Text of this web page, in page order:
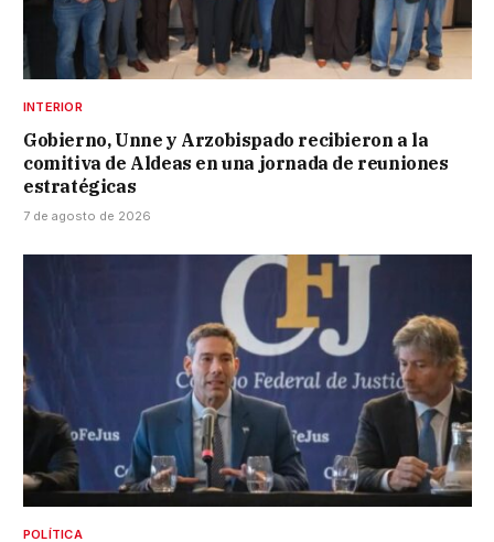
INTERIOR
Gobierno, Unne y Arzobispado recibieron a la
comitiva de Aldeas en una jornada de reuniones
estratégicas
7 de agosto de 2026
POLÍTICA